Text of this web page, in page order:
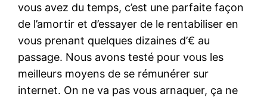
vous avez du temps, c’est une parfaite façon
de l’amortir et d’essayer de le rentabiliser en
vous prenant quelques dizaines d’€ au
passage. Nous avons testé pour vous les
meilleurs moyens de se rémunérer sur
internet. On ne va pas vous arnaquer, ça ne